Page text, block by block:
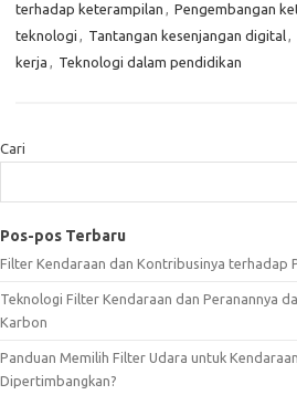
terhadap keterampilan , Pengembangan
teknologi , Tantangan kesenjangan digital,
kerja , Teknologi dalam pendidikan
Cari
Pos-pos Terbaru
Filter Kendaraan dan Kontribusinya terhadap
Teknologi Filter Kendaraan dan Peranannya
Karbon
Panduan Memilih Filter Udara untuk
Dipertimbangkan?